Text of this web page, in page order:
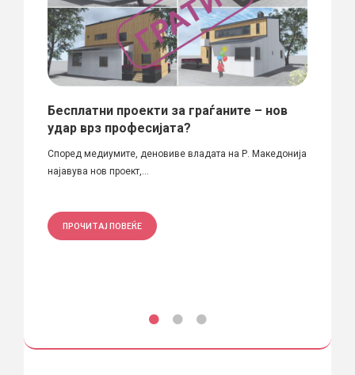
Бесплатни проекти за граѓаните – нов
удар врз професијата?
Според медиумите, деновиве владата на Р. Македонија
најавува нов проект,...
ПРОЧИТАЈ ПОВЕЌЕ